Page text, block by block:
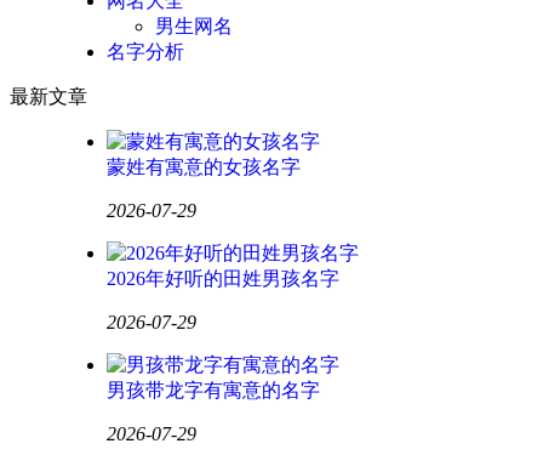
男生网名
名字分析
最新文章
蒙姓有寓意的女孩名字
2026-07-29
2026年好听的田姓男孩名字
2026-07-29
男孩带龙字有寓意的名字
2026-07-29